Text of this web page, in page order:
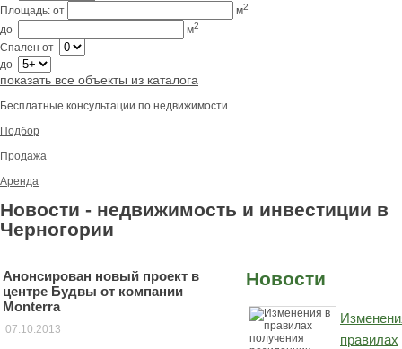
Площадь: от м2
до м2
Спален от
до
показать все объекты из каталога
Бесплатные консультации по недвижимости
Подбор
Продажа
Аренда
Новости - недвижимость и инвестиции в
Черногории
Анонсирован новый проект в
центре Будвы от компании
Monterra
07.10.2013
Новости
правилах